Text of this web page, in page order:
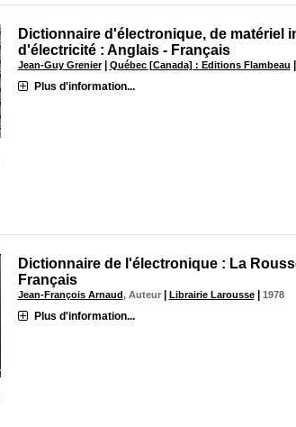
Dictionnaire d'électronique, de matériel
d'électricité : Anglais - Français
Jean-Guy Grenier | Québec [Canada] : Editions Flambeau |
Plus d'information...
Dictionnaire de l'électronique : La
Français
Jean-François Arnaud, Auteur | Librairie Larousse| 1978
Plus d'information...